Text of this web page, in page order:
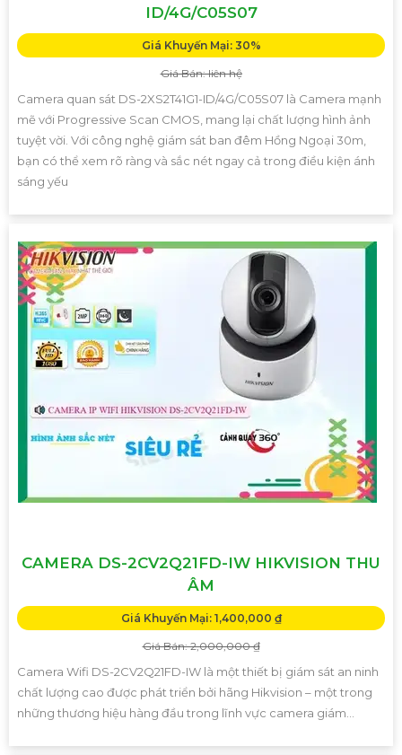
ID/4G/C05S07
Giá Khuyến Mại: 30%
Giá Bán: liên hệ
Camera quan sát DS-2XS2T41G1-ID/4G/C05S07 là Camera mạnh
mẽ với Progressive Scan CMOS, mang lại chất lượng hình ảnh
tuyệt vời. Với công nghệ giám sát ban đêm Hồng Ngoại 30m,
bạn có thể xem rõ ràng và sắc nét ngay cả trong điều kiện ánh
sáng yếu
CAMERA DS-2CV2Q21FD-IW HIKVISION THU
ÂM
Giá Khuyến Mại: 1,400,000 ₫
Giá Bán: 2,000,000 ₫
Camera Wifi DS-2CV2Q21FD-IW là một thiết bị giám sát an ninh
chất lượng cao được phát triển bởi hãng Hikvision – một trong
những thương hiệu hàng đầu trong lĩnh vực camera giám...